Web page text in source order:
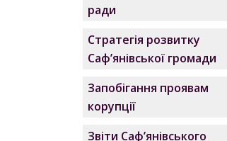
ради
Стратегія розвитку
Саф’янівської громади
Запобігання проявам
корупції
Звіти Саф’янівського